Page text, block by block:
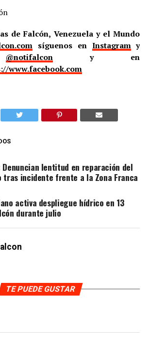
de Falcón, Venezuela y el Mundo
síguenos en Instagramy
@notifalcony en
www.facebook.com
lentitud en reparación del
incidente frente a la Zona Franca
activa despliegue hídrico en 13
durante julio
TE PUEDE GUSTAR